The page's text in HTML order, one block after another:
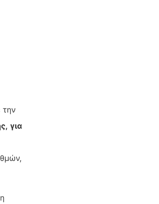
την
για